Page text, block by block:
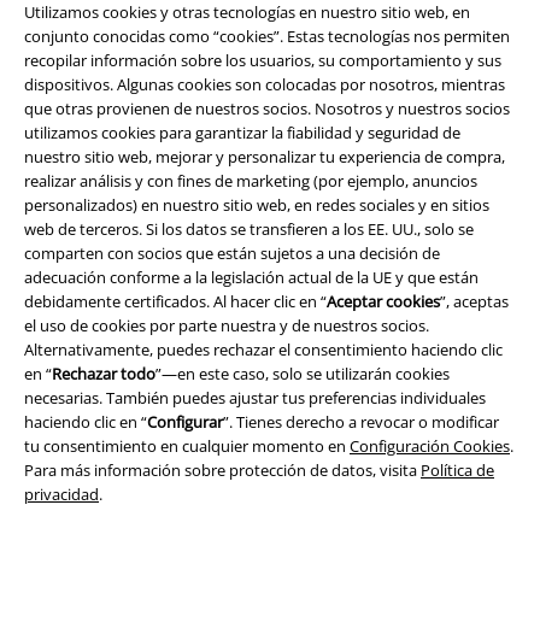
Utilizamos cookies y otras tecnologías en nuestro sitio web, en
conjunto conocidas como “cookies”. Estas tecnologías nos permiten
recopilar información sobre los usuarios, su comportamiento y sus
dispositivos. Algunas cookies son colocadas por nosotros, mientras
que otras provienen de nuestros socios. Nosotros y nuestros socios
utilizamos cookies para garantizar la fiabilidad y seguridad de
nuestro sitio web, mejorar y personalizar tu experiencia de compra,
realizar análisis y con fines de marketing (por ejemplo, anuncios
personalizados) en nuestro sitio web, en redes sociales y en sitios
web de terceros. Si los datos se transfieren a los EE. UU., solo se
comparten con socios que están sujetos a una decisión de
adecuación conforme a la legislación actual de la UE y que están
debidamente certificados. Al hacer clic en “Aceptar cookies”, aceptas
el uso de cookies por parte nuestra y de nuestros socios.
Alternativamente, puedes rechazar el consentimiento haciendo clic
en “Rechazar todo”—en este caso, solo se utilizarán cookies
necesarias. También puedes ajustar tus preferencias individuales
haciendo clic en “Configurar”. Tienes derecho a revocar o modificar
tu consentimiento en cualquier momento en Configuración Cookies.
Para más información sobre protección de datos, visita Política de
privacidad.
25% DTO
Estampado especial
PVPR49,99 €
37,39 €
23% DTO
Talla grande
PVPRDesde59,99 €